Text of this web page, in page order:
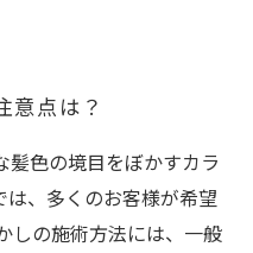
意点は？
髪色の境目をぼかすカラ
、多くのお客様が希望
しの施術方法には、一般